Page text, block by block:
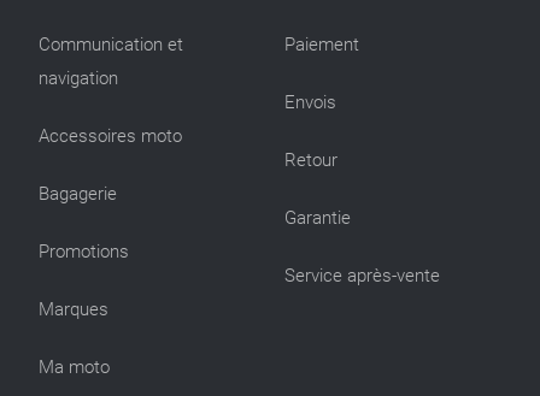
Communication et
navigation
Accessoires moto
Bagagerie
Promotions
Marques
Ma moto
Paiement
Envois
Retour
Garantie
Service après-vente